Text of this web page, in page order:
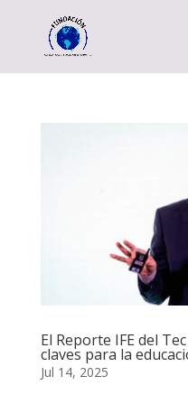
El Reporte IFE del
claves para la
Jul 14, 2025